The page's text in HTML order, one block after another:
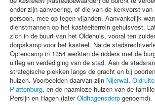
reactie
onder zijn aanvoering, of die van de kerkvorst van
persoon, mee op tegen vijanden. Aanvankelijk
dienstmannen op het kasteelterrein gehuisvest.
zich in de buurt van het Oldehuis, vooral ten
dorpskamp voor het kasteel. Na de
Optencamp in 1354 werkten de ridders met de
uitleg en verdediging van de stad. Aan de
strategische plekken langs de gracht en bij
huizen. Voorbeelden daarvan zijn Nijerwal,
Plattenburg, en de naamloze huizen van de
Persijn en Hagen (laterOldhagensdorp genoemd).